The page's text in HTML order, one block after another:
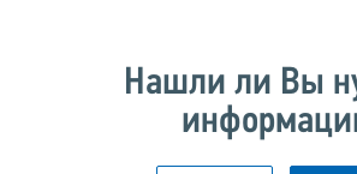
Нашли ли Вы